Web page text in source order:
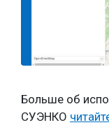
Больше об
СУЭНКО